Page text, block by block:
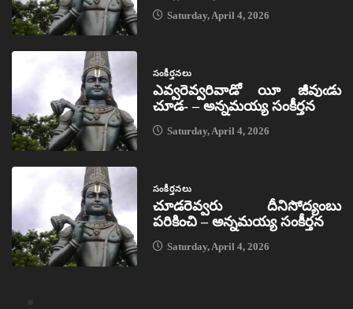
Saturday, April 4, 2026
సంకీర్తనలు
ఎవ్వరెవ్వరివాడో యీ జీవుఁడు
చూడ- – అన్నమయ్య సంకీర్తన
Saturday, April 4, 2026
సంకీర్తనలు
చూడరెవ్వరు దీనిసోద్యంబు
పరికించి – అన్నమయ్య సంకీర్తన
Saturday, April 4, 2026